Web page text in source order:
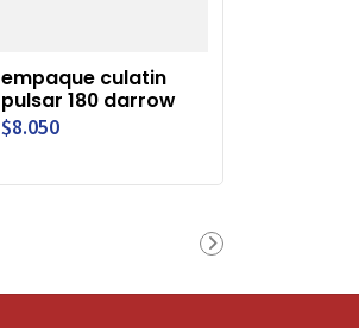
empaque culatin
pulsar 180 darrow
$8.050